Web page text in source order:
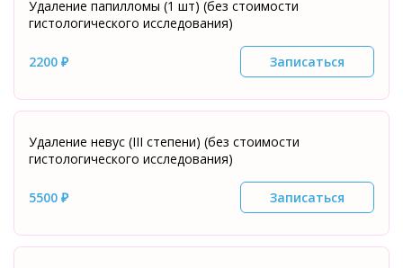
Удаление папилломы (1 шт) (без стоимости
гистологического исследования)
2200 ₽ Записаться
Удаление невус (III степени) (без стоимости
гистологического исследования)
5500 ₽ Записаться